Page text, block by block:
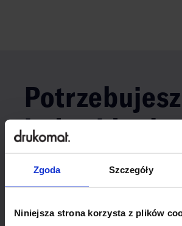
Zgoda Szczegóły
Niniejsza strona korzysta z plików
Potrzebujesz
rozwiązania?
Odezwij się do nas, aby